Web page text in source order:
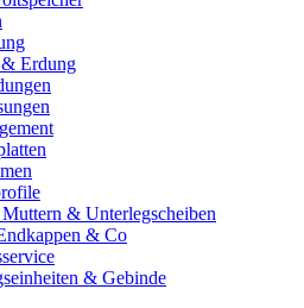
Erdung
Muttern & Unterlegscheiben
& Co
& Gebinde